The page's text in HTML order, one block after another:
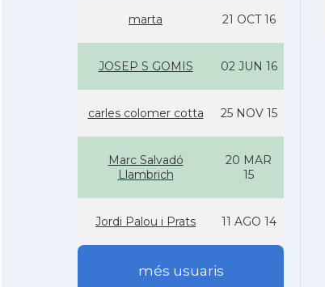
marta 21 OCT 16
JOSEP S GOMIS 02 JUN 16
carles colomer cotta 25 NOV 15
Marc Salvadó
Llambrich
20 MAR
15
Jordi Palou i Prats 11 AGO 14
més usuaris